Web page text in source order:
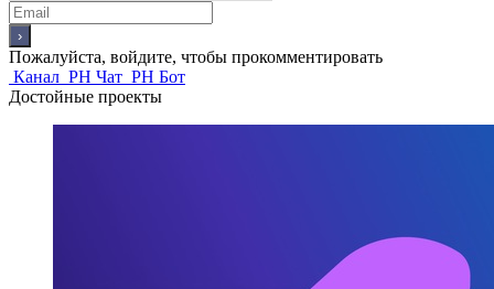
Пожалуйста, войдите, чтобы прокомментировать
Канал PH Чат PH Бот
Достойные проекты